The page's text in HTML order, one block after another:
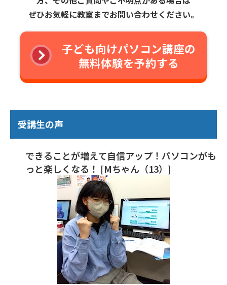
ぜひお気軽に教室までお問い合わせください。
子ども向けパソコン講座の
無料体験を予約する
受講生の声
できることが増えて自信アップ！パソコンがも
っと楽しくなる！ [Mちゃん（13）]